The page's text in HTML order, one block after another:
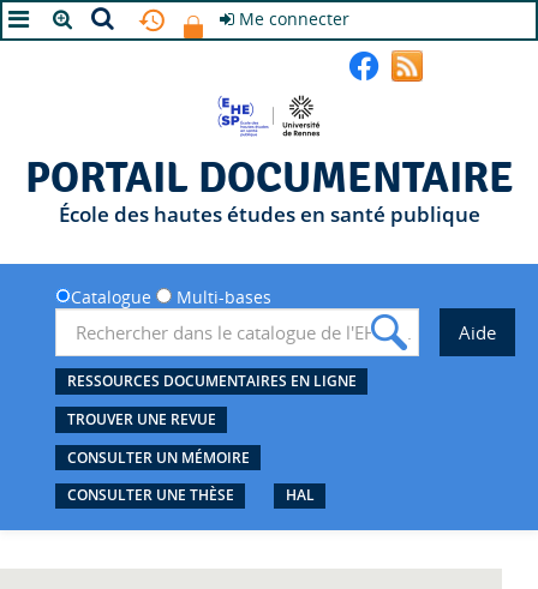
Me connecter
PORTAIL DOCUMENTAIRE
École des hautes études en santé publique
Catalogue Multi-bases
RESSOURCES DOCUMENTAIRES EN LIGNE
TROUVER UNE REVUE
CONSULTER UN MÉMOIRE
CONSULTER UNE THÈSE
HAL